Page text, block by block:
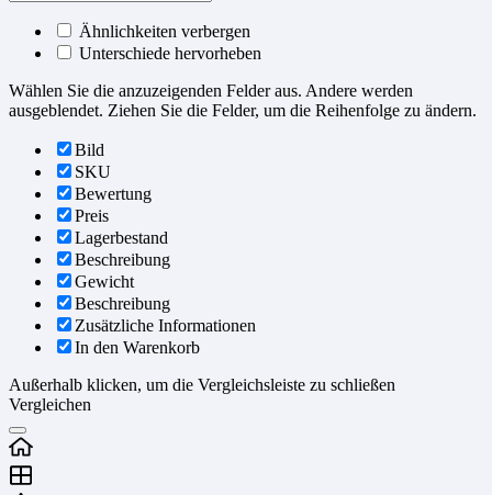
Ähnlichkeiten verbergen
Unterschiede hervorheben
Wählen Sie die anzuzeigenden Felder aus. Andere werden
ausgeblendet. Ziehen Sie die Felder, um die Reihenfolge zu ändern.
Bild
SKU
Bewertung
Preis
Lagerbestand
Beschreibung
Gewicht
Beschreibung
Zusätzliche Informationen
In den Warenkorb
Außerhalb klicken, um die Vergleichsleiste zu schließen
Vergleichen